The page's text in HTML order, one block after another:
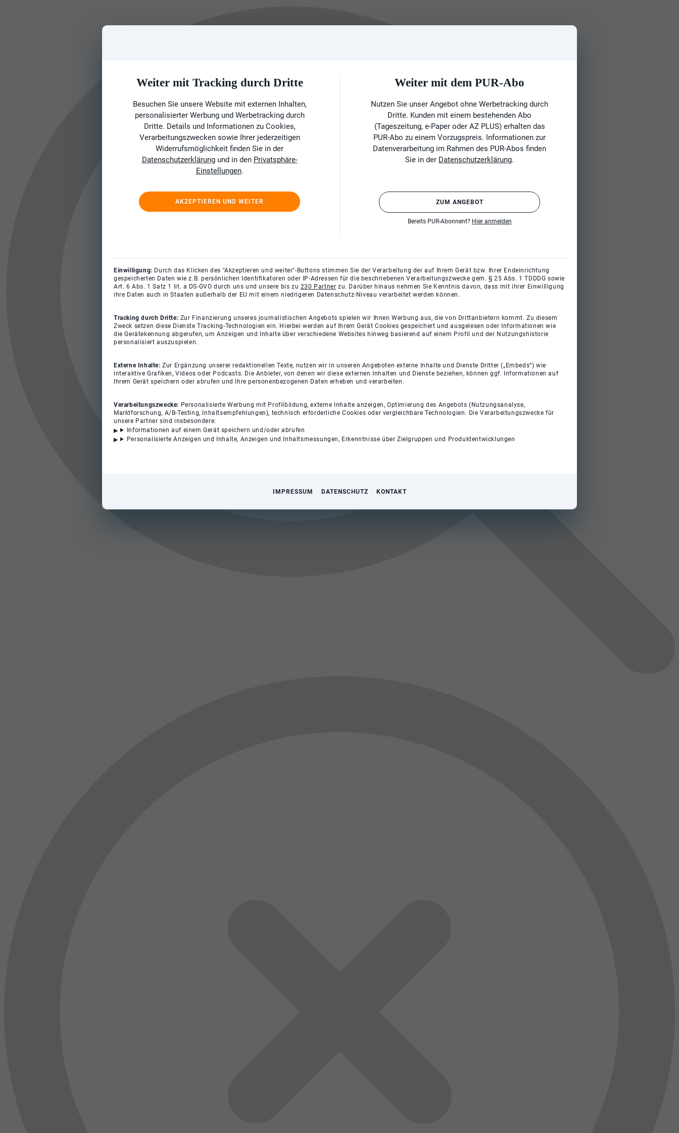
Weiter mit Tracking durch Dritte
Besuchen Sie unsere Website mit externen Inhalten,
personalisierter Werbung und Werbetracking durch
Dritte. Details und Informationen zu Cookies,
Verarbeitungszwecken sowie Ihrer jederzeitigen
Widerrufsmöglichkeit finden Sie in der
Datenschutzerklärungund in den Privatsphäre-
Einstellungen.
AKZEPTIEREN UND WEITER
Weiter mit dem PUR-Abo
Nutzen Sie unser Angebot ohne Werbetracking durch
Dritte. Kunden mit einem bestehenden Abo
(Tageszeitung, e-Paper oder AZ PLUS) erhalten das
PUR-Abo zu einem Vorzugspreis. Informationen zur
Datenverarbeitung im Rahmen des PUR-Abos finden
Sie in der Datenschutzerklärung.
ZUM ANGEBOT
Bereits PUR-Abonnent? Hier anmelden
Einwilligung: Durch das Klicken des "Akzeptieren und weiter"-Buttons stimmen Sie der Verarbeitung der auf Ihrem Gerät bzw. Ihrer Endeinrichtung
gespeicherten Daten wie z.B. persönlichen Identifikatoren oder IP-Adressen für die beschriebenen Verarbeitungszwecke gem. § 25 Abs. 1 TDDDG sowie
Art. 6 Abs. 1 Satz 1 lit. a DS-GVO durch uns und unsere bis zu 230 Partner zu. Darüber hinaus nehmen Sie Kenntnis davon, dass mit ihrer Einwilligung
ihre Daten auch in Staaten außerhalb der EU mit einem niedrigeren Datenschutz-Niveau verarbeitet werden können.
Tracking durch Dritte: Zur Finanzierung unseres journalistischen Angebots spielen wir Ihnen Werbung aus, die von Drittanbietern kommt. Zu diesem
Zweck setzen diese Dienste Tracking-Technologien ein. Hierbei werden auf Ihrem Gerät Cookies gespeichert und ausgelesen oder Informationen wie
die Gerätekennung abgerufen, um Anzeigen und Inhalte über verschiedene Websites hinweg basierend auf einem Profil und der Nutzungshistorie
personalisiert auszuspielen.
Externe Inhalte:Zur Ergänzung unserer redaktionellen Texte, nutzen wir in unseren Angeboten externe Inhalte und Dienste Dritter („Embeds“) wie
interaktive Grafiken, Videos oder Podcasts. Die Anbieter, von denen wir diese externen Inhalten und Dienste beziehen, können ggf. Informationen auf
Ihrem Gerät speichern oder abrufen und Ihre personenbezogenen Daten erheben und verarbeiten.
Verarbeitungszwecke: Personalisierte Werbung mit Profilbildung, externe Inhalte anzeigen, Optimierung des Angebots (Nutzungsanalyse,
Marktforschung, A/B-Testing, Inhaltsempfehlungen), technisch erforderliche Cookies oder vergleichbare Technologien. Die Verarbeitungszwecke für
unsere Partner sind insbesondere:
Informationen auf einem Gerät speichern und/oder abrufen
Personalisierte Anzeigen und Inhalte, Anzeigen und Inhaltsmessungen, Erkenntnisse über Zielgruppen und Produktentwicklungen
IMPRESSUM DATENSCHUTZ KONTAKT